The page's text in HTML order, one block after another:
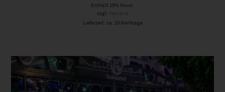
Enthält 19% Mwst.
zzgl. Versand
Lieferzeit: ca. 10 Werktage
Dieses Produkt weist mehrere Varianten auf. Die Optionen können auf der Produktseite gewählt werden